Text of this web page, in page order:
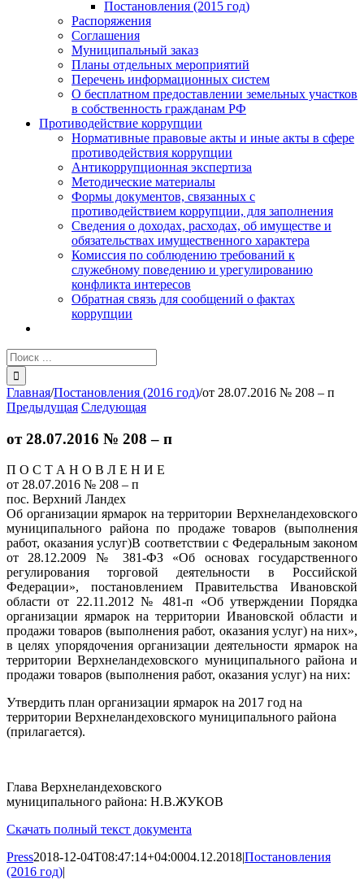
Постановления (2015 год)
Распоряжения
Соглашения
Муниципальный заказ
Планы отдельных мероприятий
Перечень информационных систем
О бесплатном предоставлении земельных участков
в собственность гражданам РФ
Противодействие коррупции
Нормативные правовые акты и иные акты в сфере
противодействия коррупции
Антикоррупционная экспертиза
Методические материалы
Формы документов, связанных с
противодействием коррупции, для заполнения
Сведения о доходах, расходах, об имуществе и
обязательствах имущественного характера
Комиссия по соблюдению требований к
служебному поведению и урегулированию
конфликта интересов
Обратная связь для сообщений о фактах
коррупции
Результат
поиска:
Главная/Постановления (2016 год)/от 28.07.2016 № 208 – п
Предыдущая Следующая
от 28.07.2016 № 208 – п
П О С Т А Н О В Л Е Н И Е
от 28.07.2016 № 208 – п
пос. Верхний Ландех
Об организации ярмарок на территории Верхнеландеховского
муниципального района по продаже товаров (выполнения
работ, оказания услуг)В соответствии с Федеральным законом
от 28.12.2009 № 381-ФЗ «Об основах государственного
регулирования торговой деятельности в Российской
Федерации», постановлением Правительства Ивановской
области от 22.11.2012 № 481-п «Об утверждении Порядка
организации ярмарок на территории Ивановской области и
продажи товаров (выполнения работ, оказания услуг) на них»,
в целях упорядочения организации деятельности ярмарок на
территории Верхнеландеховского муниципального района и
продажи товаров (выполнения работ, оказания услуг) на них:
Утвердить план организации ярмарок на 2017 год на
территории Верхнеландеховского муниципального района
(прилагается).
Глава Верхнеландеховского
муниципального района: Н.В.ЖУКОВ
Скачать полный текст документа
Press2018-12-04T08:47:14+04:0004.12.2018|Постановления
(2016 год)|